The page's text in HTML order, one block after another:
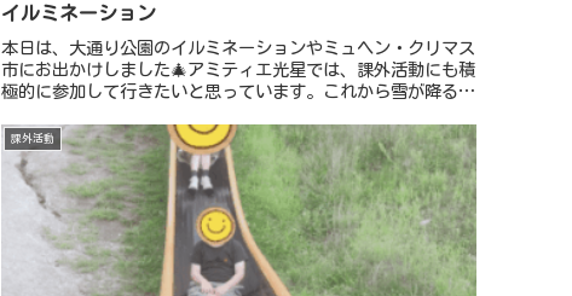
イルミネーション
本日は、大通り公園のイルミネーションやミュヘン・クリマス
市にお出かけしました🎄アミティエ光星では、課外活動にも積
極的に参加して行きたいと思っています。これから雪が降る時
に、キラキラ、ワ...
課外活動